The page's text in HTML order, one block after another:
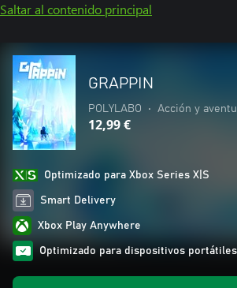
Saltar al contenido principal
GRAPPIN
POLYLABO • Acción y
12,99 €
Optimizado para Xbox Series X|S
Smart Delivery
Xbox Play Anywhere
Optimizado para dispositivos portátiles